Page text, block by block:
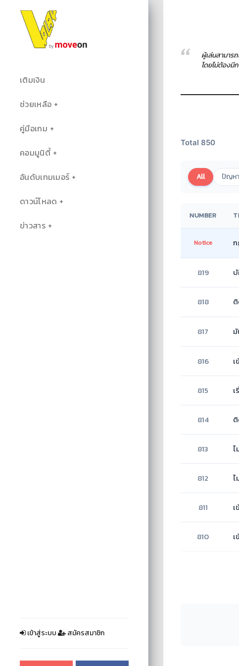
เติมเงิน
ช่วยเหลือ
คู่มือเกม
คอมมูนิตี้
อันดับเทมเมอร์
ดาวน์โหลด
ข่าวสาร
เข้าสู่ระบบ สมัครสมาชิก
ผู้เล่นสามาร
โดยไม่ต้องมี
Total 850
All ปัญห
NUMBER
Notice ก
819
818
817
816
815
814
813
812
811
810